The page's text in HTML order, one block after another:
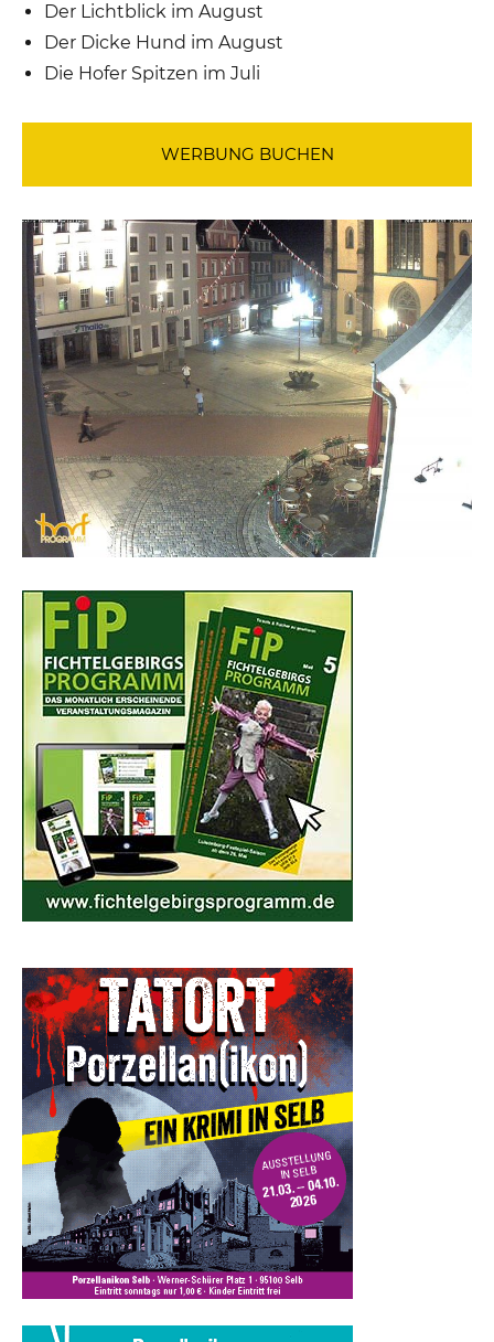
Der Lichtblick im August
Der Dicke Hund im August
Die Hofer Spitzen im Juli
WERBUNG BUCHEN